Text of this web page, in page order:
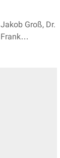
Jakob Groß, Dr.
Frank